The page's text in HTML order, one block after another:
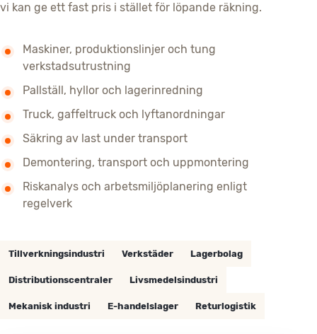
vi kan ge ett fast pris i stället för löpande räkning.
Maskiner, produktionslinjer och tung
verkstadsutrustning
Pallställ, hyllor och lagerinredning
Truck, gaffeltruck och lyftanordningar
Säkring av last under transport
Demontering, transport och uppmontering
Riskanalys och arbetsmiljöplanering enligt
regelverk
Tillverkningsindustri Verkstäder Lagerbolag
Distributionscentraler Livsmedelsindustri
Mekanisk industri E-handelslager Returlogistik